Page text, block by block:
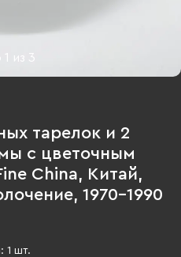
1 из 3
тарелок и 2
с цветочным
China, Китай,
1970-1990
1 шт.